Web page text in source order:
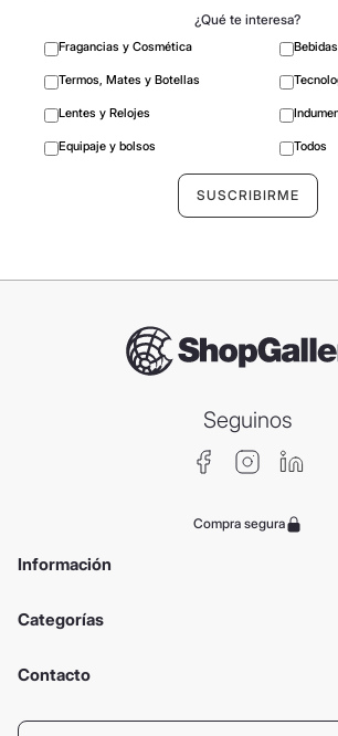
¿Qué te interesa?
Fragancias y Cosmética
Termos, Mates y Botellas
Lentes y Relojes
Equipaje y bolsos Todos
Seguinos
Compra segura
Información
Categorías
Contacto